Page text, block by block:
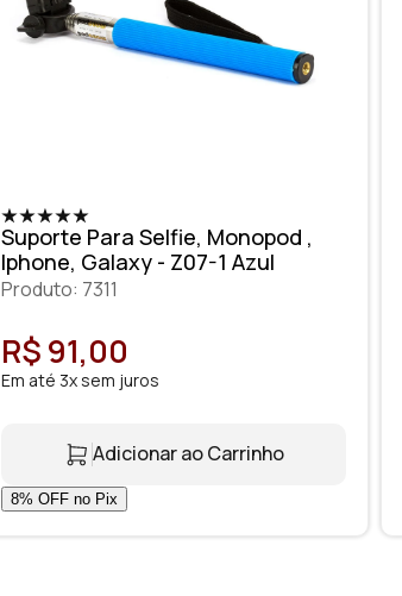
Suporte Para Selfie, Monopod ,
Iphone, Galaxy - Z07-1 Azul
Produto: 7311
R$ 91,00
Em até 3x sem juros
Adicionar ao Carrinho